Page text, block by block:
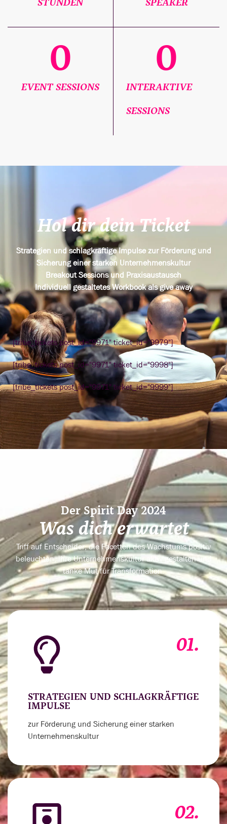
STUNDEN SPEAKER
EVENT SESSIONS
0
INTERAKTIVE
SESSIONS
0
Hol dir dein Ticket
Strategien und schlagkräftige Impulse zur Förderung und
Sicherung einer starken Unternehmenskultur
Breakout Sessions und Praxisaustausch
Individuell gestaltetes Workbook als give away
[tribe_tickets post_id="9971" ticket_id="9979"]
[tribe_tickets post_id="9971" ticket_id="9998"]
[tribe_tickets post_id="9971" ticket_id="9999"]
Der Spirit Day 2024
Was dich erwartet
Triff auf Entscheider, die Facetten des Wachstums positiv
beleuchten, ihre Unternehmenskultur aktiv gestalten und
tanke Mut für Transformation.
01.
STRATEGIEN UND SCHLAGKRÄFTIGE
IMPULSE
zur Förderung und Sicherung einer starken
Unternehmenskultur
02.